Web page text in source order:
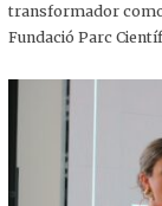
0
2
transformador
Fundació Parc